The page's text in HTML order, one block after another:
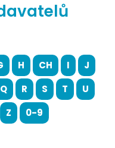
H CH I
J
Q R S T
U
Z 0-9